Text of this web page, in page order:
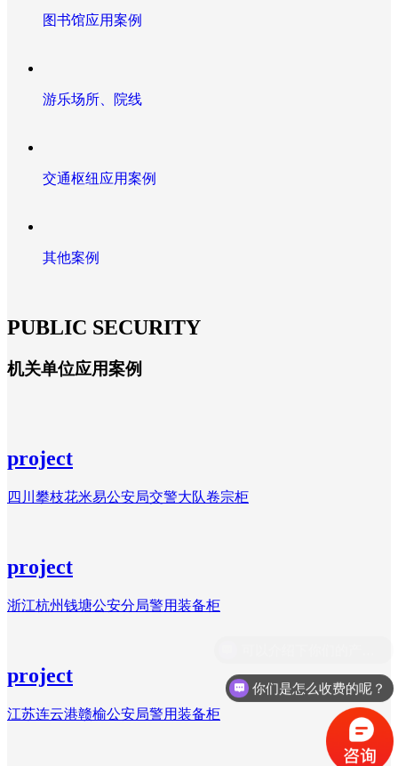
图书馆应用案例
游乐场所、院线
交通枢纽应用案例
其他案例
PUBLIC SECURITY
机关单位应用案例
project
四川攀枝花米易公安局交警大队卷宗柜
project
浙江杭州钱塘公安分局警用装备柜
project
江苏连云港赣榆公安局警用装备柜
你们是怎么收费的呢？